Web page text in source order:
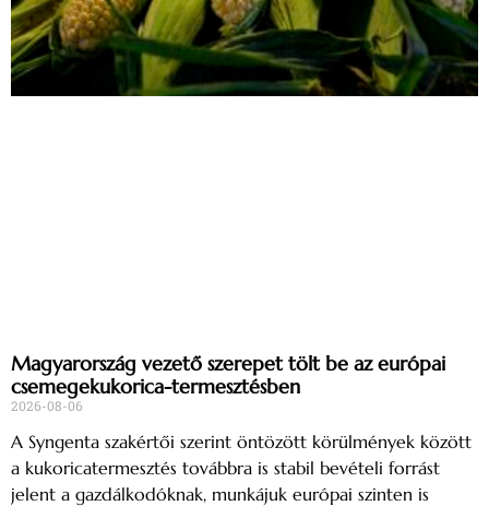
Magyarország vezető szerepet tölt be az európai
csemegekukorica-termesztésben
2026-08-06
A Syngenta szakértői szerint öntözött körülmények között
a kukoricatermesztés továbbra is stabil bevételi forrást
jelent a gazdálkodóknak, munkájuk európai szinten is